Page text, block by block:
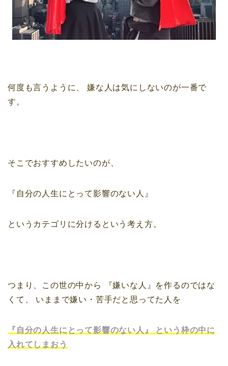
何度も言うように、
嫌な人は気にしないのが一番で
す。
そこでおすすめしたいのが、
『自分の人生にとって影響のない人』
というカテゴリに分けるという考え方。
つまり、この世の中から
『嫌いな人』を作るのではな
くて、
いままで嫌い・苦手だと思ってた人を
『自分の人生にとって影響のない人』
という枠の中に
入れてしまおう